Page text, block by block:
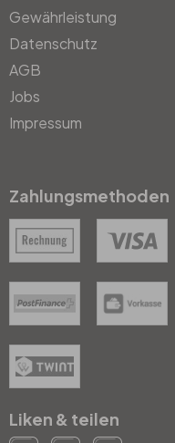
Gewährleistung
Datenschutz
AGB
Jobs
Impressum
Zahlungsmethoden
Liken & teilen